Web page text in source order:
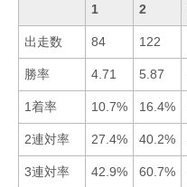
1 2
出走数 84 122
勝率 4.71 5.87
1着率 10.7% 16.4%
2連対率 27.4% 40.2%
3連対率 42.9% 60.7%